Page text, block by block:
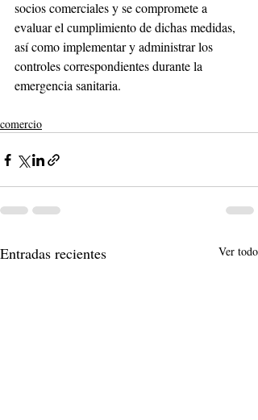
socios comerciales y se compromete a
evaluar el cumplimiento de dichas medidas,
así como implementar y administrar los
controles correspondientes durante la
emergencia sanitaria.
comercio
Entradas recientes Ver todo